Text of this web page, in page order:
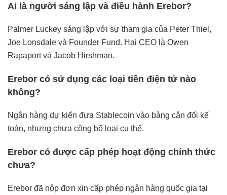
Ai là người sáng lập và điều hành Erebor?
Palmer Luckey sáng lập với sự tham gia của Peter Thiel,
Joe Lonsdale và Founder Fund. Hai CEO là Owen
Rapaport và Jacob Hirshman.
Erebor có sử dụng các loại tiền điện tử nào
không?
Ngân hàng dự kiến đưa Stablecoin vào bảng cân đối kế
toán, nhưng chưa công bố loại cụ thể.
Erebor có được cấp phép hoạt động chính thức
chưa?
Erebor đã nộp đơn xin cấp phép ngân hàng quốc gia tại